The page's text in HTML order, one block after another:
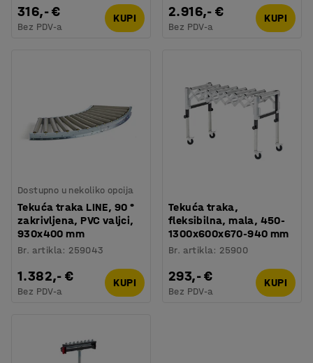
316,- €
Bez PDV-a
KUPI 2.916,- €
Bez PDV-a
KUPI
Dostupno u nekoliko opcija
Tekuća traka LINE, 90 °
zakrivljena, PVC valjci,
930x400 mm
Br. artikla: 259043
1.382,- €
Bez PDV-a
KUPI
Tekuća traka,
fleksibilna, mala, 450-
1300x600x670-940 mm
Br. artikla: 25900
293,- €
Bez PDV-a
KUPI